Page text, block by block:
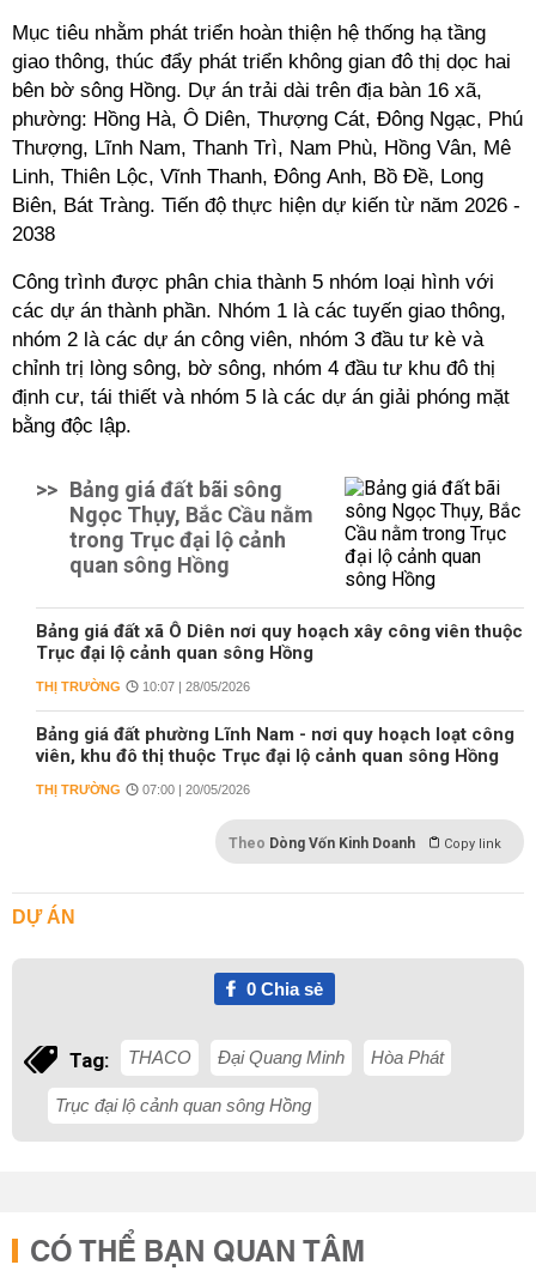
Mục tiêu nhằm phát triển hoàn thiện hệ thống hạ tầng
giao thông, thúc đẩy phát triển không gian đô thị dọc hai
bên bờ sông Hồng. Dự án trải dài trên địa bàn 16 xã,
phường: Hồng Hà, Ô Diên, Thượng Cát, Đông Ngạc, Phú
Thượng, Lĩnh Nam, Thanh Trì, Nam Phù, Hồng Vân, Mê
Linh, Thiên Lộc, Vĩnh Thanh, Đông Anh, Bồ Đề, Long
Biên, Bát Tràng. Tiến độ thực hiện dự kiến từ năm 2026 -
2038
Công trình được phân chia thành 5 nhóm loại hình với
các dự án thành phần. Nhóm 1 là các tuyến giao thông,
nhóm 2 là các dự án công viên, nhóm 3 đầu tư kè và
chỉnh trị lòng sông, bờ sông, nhóm 4 đầu tư khu đô thị
định cư, tái thiết và nhóm 5 là các dự án giải phóng mặt
bằng độc lập.
>> Bảng giá đất bãi sông
Ngọc Thụy, Bắc Cầu nằm
trong Trục đại lộ cảnh
quan sông Hồng
Bảng giá đất xã Ô Diên nơi quy hoạch xây công viên thuộc
Trục đại lộ cảnh quan sông Hồng
THỊ TRƯỜNG 10:07 | 28/05/2026
Bảng giá đất phường Lĩnh Nam - nơi quy hoạch loạt công
viên, khu đô thị thuộc Trục đại lộ cảnh quan sông Hồng
THỊ TRƯỜNG 07:00 | 20/05/2026
Theo Dòng Vốn Kinh Doanh Copy link
DỰ ÁN
0Chia sẻ
Tag: THACO Đại Quang Minh Hòa Phát
Trục đại lộ cảnh quan sông Hồng
CÓ THỂ BẠN QUAN TÂM